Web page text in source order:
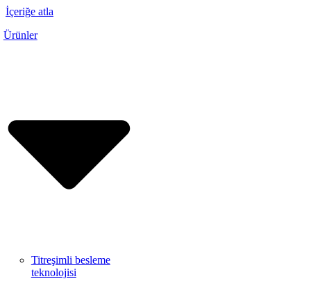
İçeriğe atla
Ürünler
Titreşimli besleme
teknolojisi